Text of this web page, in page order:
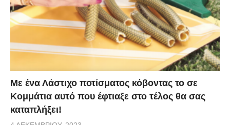
Με ένα Λάστιχο ποτίσματος κόβοντας το σε
Κομμάτια αυτό που έφτιαξε στο τέλος θα σας
καταπλήξει!